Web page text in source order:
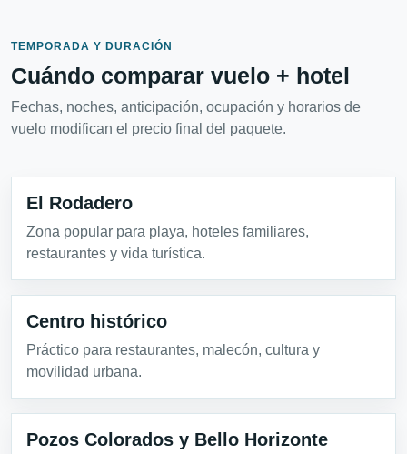
TEMPORADA Y DURACIÓN
Cuándo comparar vuelo + hotel
Fechas, noches, anticipación, ocupación y horarios de
vuelo modifican el precio final del paquete.
El Rodadero
Zona popular para playa, hoteles familiares,
restaurantes y vida turística.
Centro histórico
Práctico para restaurantes, malecón, cultura y
movilidad urbana.
Pozos Colorados y Bello Horizonte